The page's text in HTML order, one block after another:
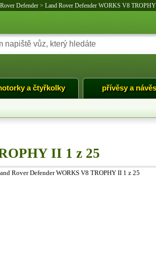
Defender> Land Rover Defender WORKS V8
a čtyřkolky přívěsy a
II 1 z 25